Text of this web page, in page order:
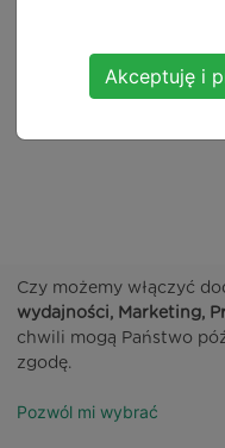
Akceptuję i
Czy możemy włączyć
wydajności, Marketing,
chwili mogą Państwo
zgodę.
Pozwól mi wybrać